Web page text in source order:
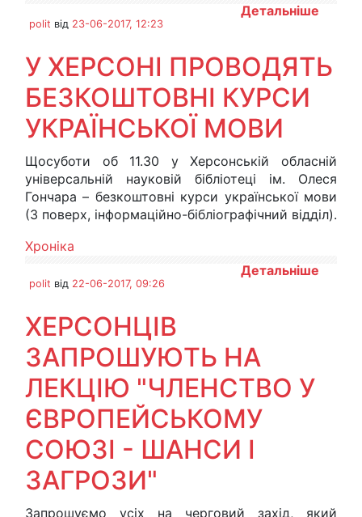
Детальніше
polit від 23-06-2017, 12:23
У ХЕРСОНІ ПРОВОДЯТЬ
БЕЗКОШТОВНІ КУРСИ
УКРАЇНСЬКОЇ МОВИ
Щосуботи об 11.30 у Херсонській обласній
універсальній науковій бібліотеці ім. Олеся
Гончара – безкоштовні курси української мови
(3 поверх, інформаційно-бібліографічний відділ).
Хроніка
Детальніше
polit від 22-06-2017, 09:26
ХЕРСОНЦІВ
ЗАПРОШУЮТЬ НА
ЛЕКЦІЮ "ЧЛЕНСТВО У
ЄВРОПЕЙСЬКОМУ
СОЮЗІ - ШАНСИ І
ЗАГРОЗИ"
Запрошуємо усіх на черговий захід, який